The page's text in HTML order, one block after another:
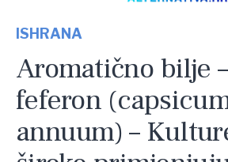
ISHRANA
Aromatično bilje
feferon
annuum) –